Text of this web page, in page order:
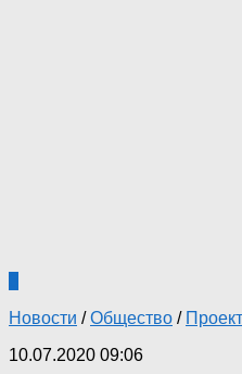
Новости /Общество /
10.07.2020 09:06